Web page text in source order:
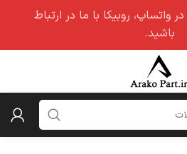
واتساپ، روبیکا با ما در ارتباط
باشید.